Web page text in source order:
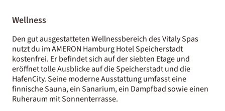
Wellness
Den gut ausgestatteten Wellnessbereich des Vitaly Spas
nutzt du im AMERON Hamburg Hotel Speicherstadt
kostenfrei. Er befindet sich auf der siebten Etage und
eröffnet tolle Ausblicke auf die Speicherstadt und die
HafenCity. Seine moderne Ausstattung umfasst eine
finnische Sauna, ein Sanarium, ein Dampfbad sowie einen
Ruheraum mit Sonnenterrasse.